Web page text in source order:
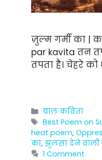
ज़ुल्म गर्मी का |
par kavita तन
तपता है। चेहरे
Categories
बाल कविता
Tags
Best Poem on
heat poem,
का, झुलसा देने वाली
1 Comment